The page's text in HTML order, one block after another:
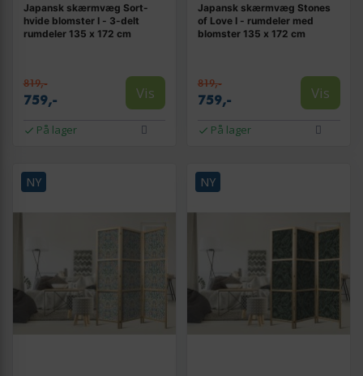
Japansk skærmvæg Sort-
hvide blomster I - 3-delt
rumdeler 135 x 172 cm
819,-
759,- Vis
På lager
Japansk skærmvæg Stones
of Love I - rumdeler med
blomster 135 x 172 cm
819,-
759,- Vis
På lager
NY NY